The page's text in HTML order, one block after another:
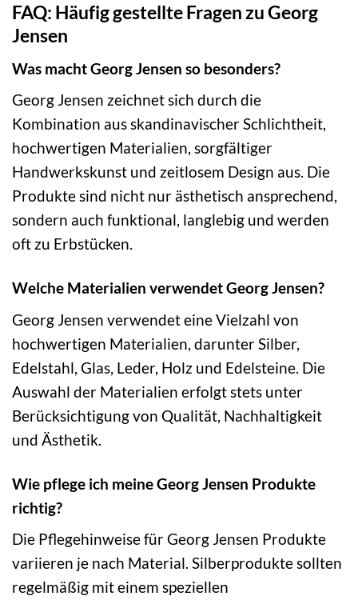
FAQ: Häufig gestellte Fragen zu Georg
Jensen
Was macht Georg Jensen so besonders?
Georg Jensen zeichnet sich durch die
Kombination aus skandinavischer Schlichtheit,
hochwertigen Materialien, sorgfältiger
Handwerkskunst und zeitlosem Design aus. Die
Produkte sind nicht nur ästhetisch ansprechend,
sondern auch funktional, langlebig und werden
oft zu Erbstücken.
Welche Materialien verwendet Georg Jensen?
Georg Jensen verwendet eine Vielzahl von
hochwertigen Materialien, darunter Silber,
Edelstahl, Glas, Leder, Holz und Edelsteine. Die
Auswahl der Materialien erfolgt stets unter
Berücksichtigung von Qualität, Nachhaltigkeit
und Ästhetik.
Wie pflege ich meine Georg Jensen Produkte
richtig?
Die Pflegehinweise für Georg Jensen Produkte
variieren je nach Material. Silberprodukte sollten
regelmäßig mit einem speziellen